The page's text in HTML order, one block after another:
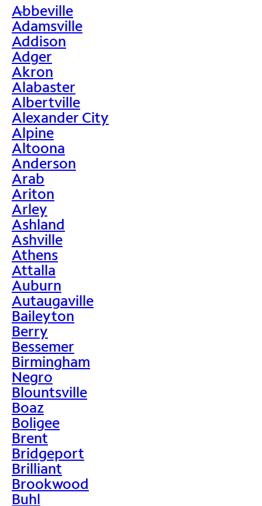
>
Abbeville
Adamsville
Addison
Adger
Akron
Alabaster
Albertville
Alexander City
Alpine
Altoona
Anderson
Arab
Ariton
Arley
Ashland
Ashville
Athens
Attalla
Auburn
Autaugaville
Baileyton
Berry
Bessemer
Birmingham
Negro
Blountsville
Boaz
Boligee
Brent
Bridgeport
Brilliant
Brookwood
Buhl